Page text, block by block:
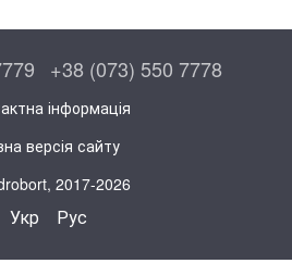
+38 (073) 550 7778
інформація
версія сайту
2017-2026
Укр Рус